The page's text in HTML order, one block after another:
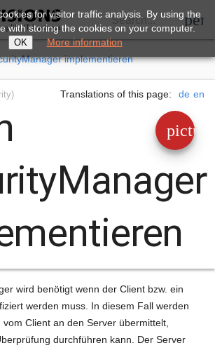
Search...
implementieren
Translations of this page: en
de
wird benötigt wenn der Client bzw. ein
werden muss. In diesem Fall werden
Client an den Server übermittelt,
durchführen kann. Der Server
for visitor traffic analysis. By using the
with storing the cookies on your computer.
OK More information